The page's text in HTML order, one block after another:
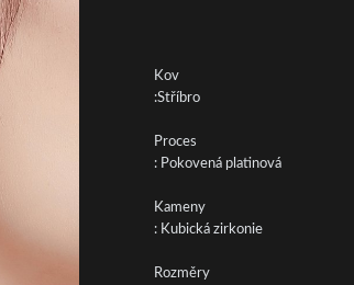
Kov
:Stříbro
Proces
: Pokovená platinová
Kameny
: Kubická zirkonie
Rozměry